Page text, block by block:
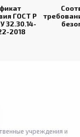
ГОСТ Р
32.30.14-
2018
учреждения и